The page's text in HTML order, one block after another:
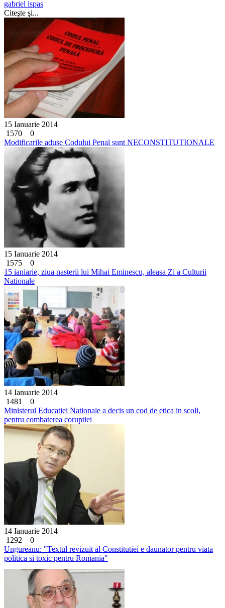
gabriel ispas
Citeşte şi...
15 Ianuarie 2014
1570
0
Modificarile aduse Codului Penal sunt NECONSTITUTIONALE
15 Ianuarie 2014
1575
0
15 ianiarie, ziua nasterii lui Mihai Eminescu, aleasa Zi a Culturii
Nationale
14 Ianuarie 2014
1481
0
Ministerul Educatiei Nationale a decis un cod de etica in scoli,
pentru combaterea coruptiei
14 Ianuarie 2014
1292
0
Ungureanu: "Textul revizuit al Constitutiei e daunator pentru viata
politica si toxic pentru Romania"